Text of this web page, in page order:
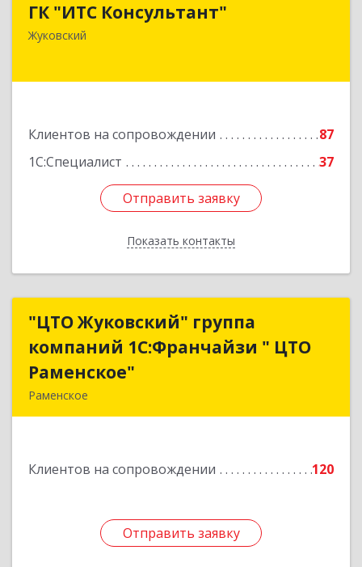
ГК "ИТС Консультант"
Жуковский
Клиентов на сопровождении
87
1С:Специалист
37
Отправить заявку
Показать контакты
140181, Московская обл, Жуковский г,
Ломоносова ул, дом № 29А, этаж 2, пом.3
Подробнее
Отправить заявку
Назад
"ЦТО Жуковский" группа
компаний 1С:Франчайзи " ЦТО
Раменское"
Раменское
Клиентов на сопровождении 120
Отправить заявку
"ЦТО Жуковский" группа
компаний 1С:Франчайзи " ЦТО
Подробнее
Отправить заявку